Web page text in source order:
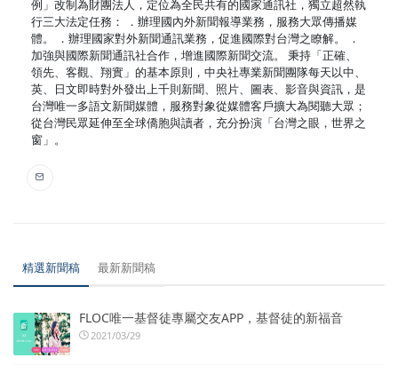
例」改制為財團法人，定位為全民共有的國家通訊社，獨立超然執
行三大法定任務： ．辦理國內外新聞報導業務，服務大眾傳播媒
體。 ．辦理國家對外新聞通訊業務，促進國際對台灣之瞭解。 ．
加強與國際新聞通訊社合作，增進國際新聞交流。 秉持「正確、
領先、客觀、翔實」的基本原則，中央社專業新聞團隊每天以中、
英、日文即時對外發出上千則新聞、照片、圖表、影音與資訊，是
台灣唯一多語文新聞媒體，服務對象從媒體客戶擴大為閱聽大眾；
從台灣民眾延伸至全球僑胞與讀者，充分扮演「台灣之眼，世界之
窗」。
精選新聞稿 最新新聞稿
FLOC唯一基督徒專屬交友APP，基督徒的新福音
2021/03/29